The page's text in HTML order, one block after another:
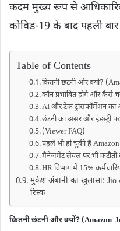
कदम मुख्य रूप से
कोविड‑19 के बाद पहली
Table of Contents
कितनी छंटनी और क्यों?
कौन प्रभावित होंगे और कैसे
AI और टेक ट्रांसफॉर्मेशन का
छंटनी का असर और इंडस्ट्री
(Viewer FAQ)
पहले भी हो चुकी हैं Amazon
मैनेजमेंट लेवल पर भी कटौती
HR विभाग में 15%
मुकेश अंबानी का खुलासा: Jio
रिस्क
कितनी छंटनी और क्यों? (Amazon